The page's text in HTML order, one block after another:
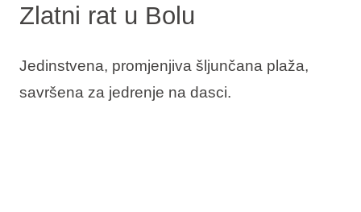
Zlatni rat u Bolu
Jedinstvena, promjenjiva šljunčana plaža,
savršena za jedrenje na dasci.